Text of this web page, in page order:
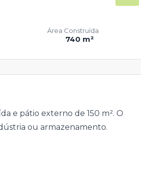
740 m²
Área Construída
e pátio externo de 150 m². O
ou armazenamento.